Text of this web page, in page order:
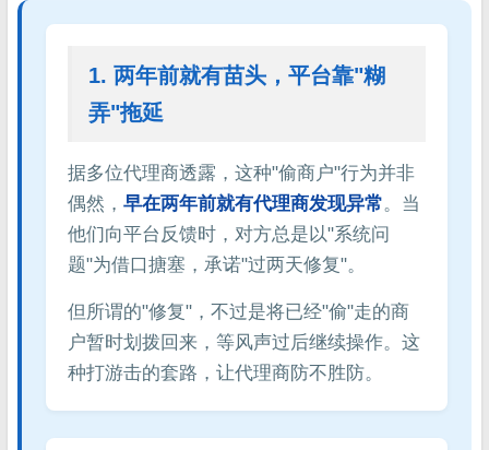
1. 两年前就有苗头，平台靠"糊
弄"拖延
据多位代理商透露，这种"偷商户"行为并非
偶然， 早在两年前就有代理商发现异常。当
他们向平台反馈时，对方总是以"系统问
题"为借口搪塞，承诺"过两天修复"。
但所谓的"修复"，不过是将已经"偷"走的商
户暂时划拨回来，等风声过后继续操作。这
种打游击的套路，让代理商防不胜防。